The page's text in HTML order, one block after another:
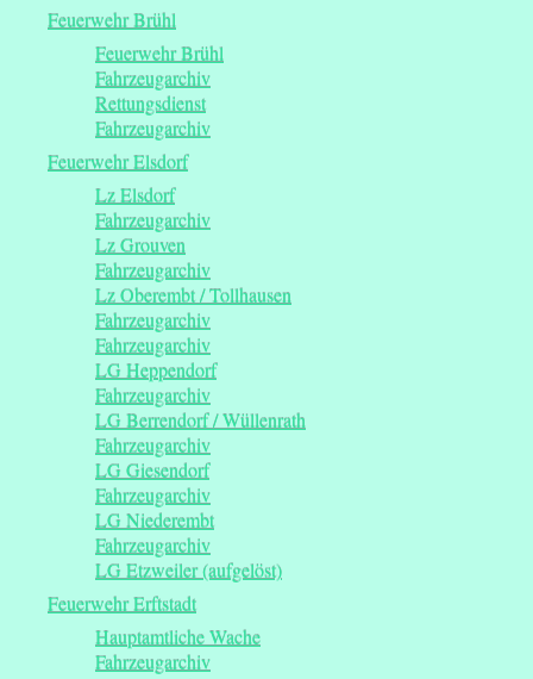
Feuerwehr Brühl
Feuerwehr Brühl
Fahrzeugarchiv
Rettungsdienst
Fahrzeugarchiv
Feuerwehr Elsdorf
Lz Elsdorf
Fahrzeugarchiv
Lz Grouven
Fahrzeugarchiv
Lz Oberembt / Tollhausen
Fahrzeugarchiv
Fahrzeugarchiv
LG Heppendorf
Fahrzeugarchiv
LG Berrendorf / Wüllenrath
Fahrzeugarchiv
LG Giesendorf
Fahrzeugarchiv
LG Niederembt
Fahrzeugarchiv
LG Etzweiler (aufgelöst)
Feuerwehr Erftstadt
Hauptamtliche Wache
Fahrzeugarchiv